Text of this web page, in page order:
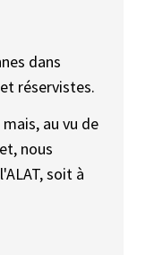
dans
réservistes.
au vu de
nous
soit à